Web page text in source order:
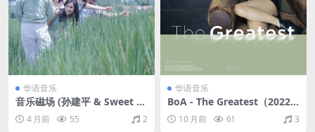
华语音乐
音乐磁场 (孙建平 & Sweet St
yle) - 音乐磁场 (21)（1998/F
LAC/分轨/274M）
4 月前 55 2
华语音乐
BoA - The Greatest（2022/
FLAC/分轨/352M）
10 月前 61 3